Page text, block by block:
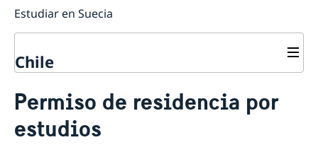
Estudiar en Suecia
Chile
Estadía menor a 90 días
Nacionales de países exentos de visa
Estadía superior a 90 días
Permisos de Residencia
Permiso de residencia por conexión familiar
Permiso de residencia por
estudios